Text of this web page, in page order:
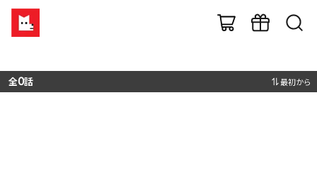
全0話 最初から